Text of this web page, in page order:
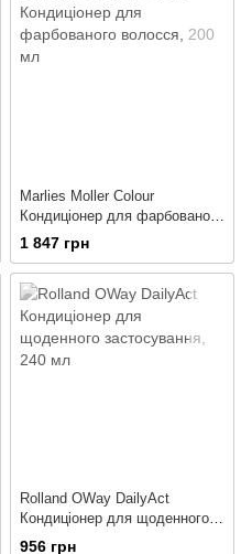
Marlies Moller Colour
Кондиціонер для фарбованого
волосся
1 847 грн
Rolland OWay DailyAct
Кондиціонер для щоденного
застосування
956 грн